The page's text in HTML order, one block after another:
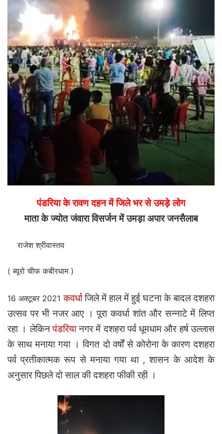
पंडरिया के रावण दहन में जिले भर से उमड़े लोग
माता के ज्योत जंवारा विसर्जन में उमड़ा अपार जनसैलाब
राजेश श्रीवास्तव
( ब्यूरो चीफ कबीरधाम )
16 अक्टूबर 2021कवर्धाजिले में हाल में हुई घटना के बादल दशहरा
उत्सव पर भी नजर आए । पूरा कवर्धा शांत और सन्नाटे में लिप्त
रहा । लेकिनपंडरियानगर में दशहरा पर्व धूमधाम और हर्ष उल्लास
के साथ मनाया गया । विगत दो वर्षों से कोरोना के कारण दशहरा
पर्व प्रतीकात्मक रूप से मनाया गया था , शासन के आदेश के
अनुसार पिछले दो साल की दशहरा फीकी रही ।